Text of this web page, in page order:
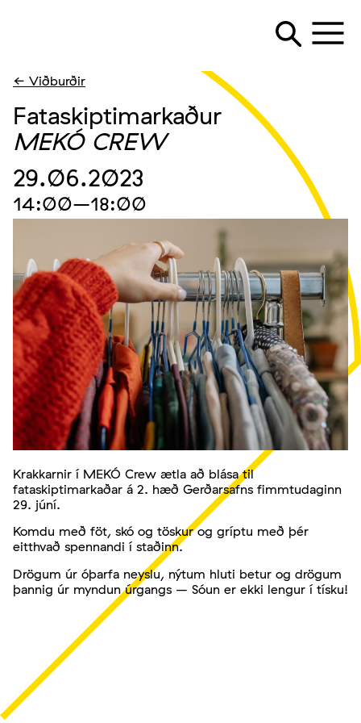
← Viðburðir
Fataskiptimarkaður
MEKÓ CREW
29.06.2023
14:00–18:00
Krakkarnir í MEKÓ Crew ætla að blása til
fataskiptimarkaðar á 2. hæð Gerðarsafns fimmtudaginn
29. júní.
Komdu með föt, skó og töskur og gríptu með þér
eitthvað spennandi í staðinn.
Drögum úr óþarfa neyslu, nýtum hluti betur og drögum
þannig úr myndun úrgangs – Sóun er ekki lengur í tísku!